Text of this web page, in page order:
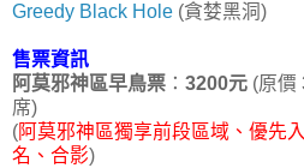
Greedy Black Hole (貪婪黑洞)
售票資訊
阿莫邪神區早鳥票 ： 3200元 (原價
席)
(阿莫邪神區獨享前段區域、優先
名、合影)